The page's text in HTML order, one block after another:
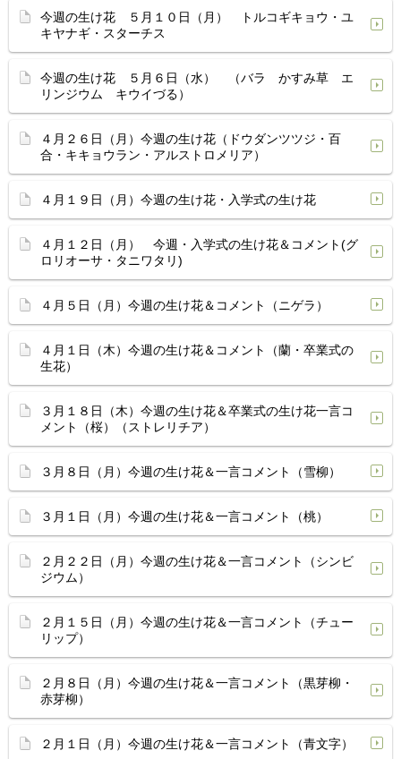
今週の生け花 ５月１０日（月） トルコギキョウ・ユ
キヤナギ・スターチス
今週の生け花 ５月６日（水） （バラ かすみ草 エ
リンジウム キウイづる）
４月２６日（月）今週の生け花（ドウダンツツジ・百
合・キキョウラン・アルストロメリア）
４月１９日（月）今週の生け花・入学式の生け花
４月１２日（月） 今週・入学式の生け花＆コメント(グ
ロリオーサ・タニワタリ)
４月５日（月）今週の生け花＆コメント（ニゲラ）
４月１日（木）今週の生け花＆コメント（蘭・卒業式の
生花）
３月１８日（木）今週の生け花＆卒業式の生け花一言コ
メント（桜）（ストレリチア）
３月８日（月）今週の生け花＆一言コメント（雪柳）
３月１日（月）今週の生け花＆一言コメント（桃）
２月２２日（月）今週の生け花＆一言コメント（シンビ
ジウム）
２月１５日（月）今週の生け花＆一言コメント（チュー
リップ）
２月８日（月）今週の生け花＆一言コメント（黒芽柳・
赤芽柳）
２月１日（月）今週の生け花＆一言コメント（青文字）